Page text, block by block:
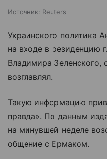
Источник: Reuters
Украинского политика
на входе в резиденцию
Владимира Зеленского,
возглавлял.
Такую информацию
правда». По данным
на минувшей неделе
общение с Ермаком.